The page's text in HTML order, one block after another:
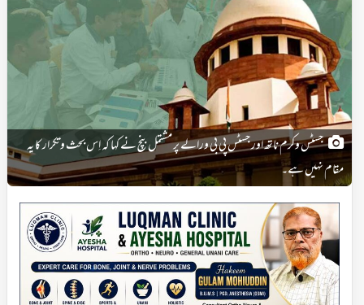
جسٹس وکرم ناتھ اور جسٹس پی بی ورالے پر مشتمل بنچ نے کہا کہ اِس بحث وتکرار کا یہ
مقام نہیں ہے۔